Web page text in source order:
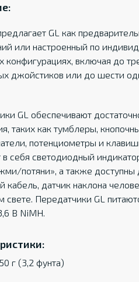
GL как
или настроенный по
конфигурациях, включая до
джойстиков или до шести
GL обеспечивают
таких как тумблеры,
потенциометры и
себя светодиодный
потяни», а также доступны
кабель, датчик наклона
свете. Передатчики GL
В NiMH.
г (3,2 фунта)